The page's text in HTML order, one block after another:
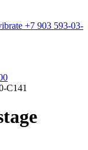
+7 903 593-03-
C141